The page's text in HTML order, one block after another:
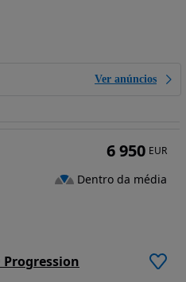
Ver anúncios
Progression
6 950 EUR
Dentro da média